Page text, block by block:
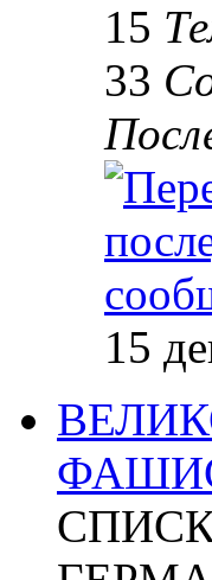
15
33
15